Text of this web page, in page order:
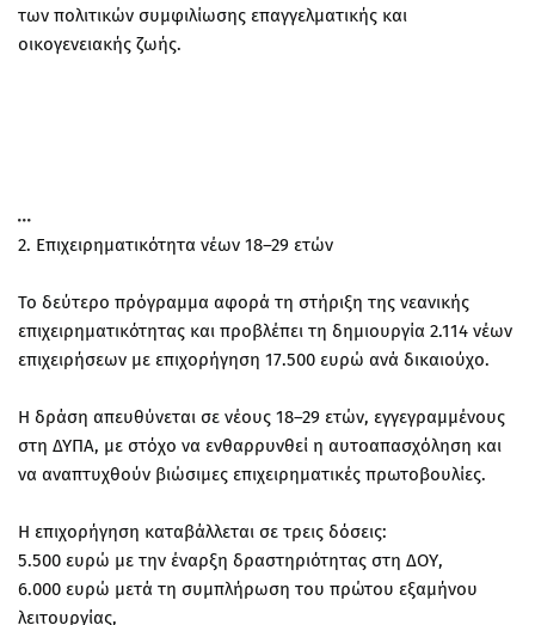
των πολιτικών συμφιλίωσης επαγγελματικής και
οικογενειακής ζωής.
2. Επιχειρηματικότητα νέων 18–29 ετών
Το δεύτερο πρόγραμμα αφορά τη στήριξη της νεανικής
επιχειρηματικότητας και προβλέπει τη δημιουργία 2.114 νέων
επιχειρήσεων με επιχορήγηση 17.500 ευρώ ανά δικαιούχο.
Η δράση απευθύνεται σε νέους 18–29 ετών, εγγεγραμμένους
στη ΔΥΠΑ, με στόχο να ενθαρρυνθεί η αυτοαπασχόληση και
να αναπτυχθούν βιώσιμες επιχειρηματικές πρωτοβουλίες.
Η επιχορήγηση καταβάλλεται σε τρεις δόσεις:
5.500 ευρώ με την έναρξη δραστηριότητας στη ΔΟΥ,
6.000 ευρώ μετά τη συμπλήρωση του πρώτου εξαμήνου
λειτουργίας,